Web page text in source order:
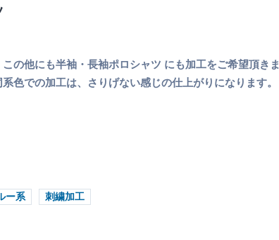
の他にも半袖・長袖ポロシャツ にも加工をご希望頂きま
色での加工は、さりげない感じの仕上がりになります。
ー系 刺繍加工